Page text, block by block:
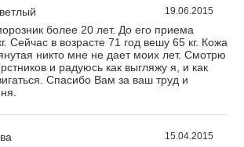
19.06.2015
более 20 лет. До его приема
Сейчас в возрасте 71 год вешу 65 кг. Кожа
никто мне не дает моих лет. Смотрю
и радуюсь как выгляжу я, и как
Спасибо Вам за ваш труд и
15.04.2015